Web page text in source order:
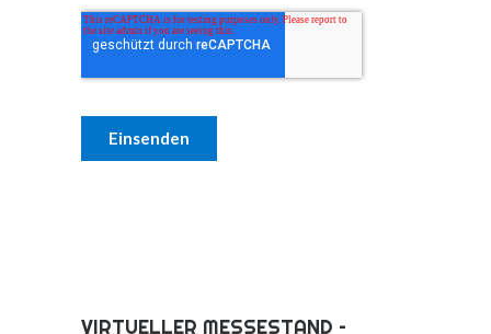
VIRTUELLER MESSESTAND –